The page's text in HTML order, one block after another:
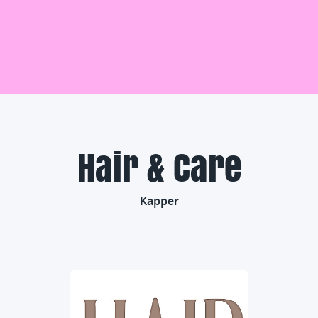
Hair & Care
Kapper